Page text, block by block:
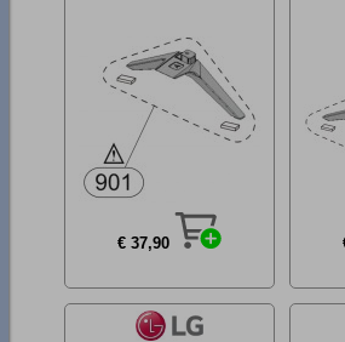
€ 37,90